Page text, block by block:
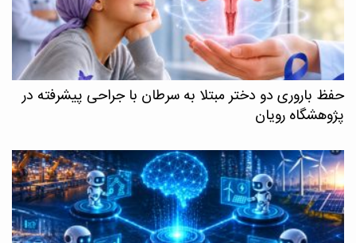
حفظ باروری دو دختر مبتلا به سرطان با جراحی پیشرفته در
پژوهشگاه رویان